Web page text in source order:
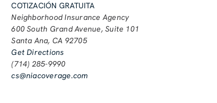
COTIZACIÓN GRATUITA
Neighborhood Insurance Agency
600 South Grand Avenue, Suite 101
Santa Ana, CA 92705
Get Directions
(714) 285-9990
cs@niacoverage.com